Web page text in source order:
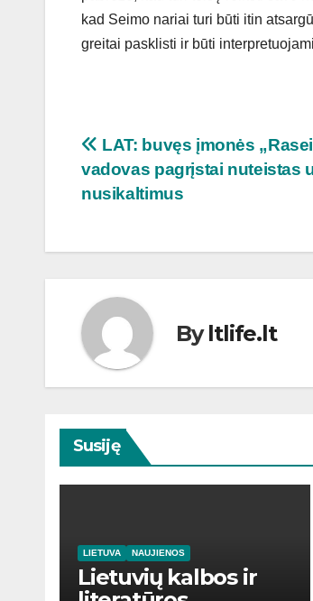
kad Seimo nariai turi būti itin
greitai pasklisti ir būti
Navigacija
tarp
LAT: buvęs įmonės
vadovas pagrįstai nuteistas
nusikaltimus
Byltlife.lt
Susiję
LIETUVA NAUJIENOS
Lietuvių kalbos ir